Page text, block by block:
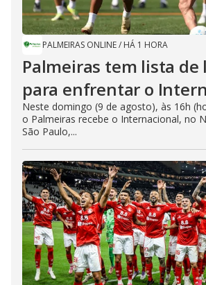
PALMEIRAS ONLINE/ HÁ 1 HORA
Palmeiras tem lista de
para enfrentar o
Neste domingo (9 de agosto), às 16h
o Palmeiras recebe o Internacional, no
São Paulo,...